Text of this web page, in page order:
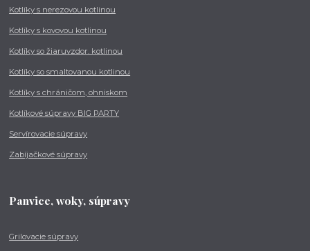
Kotlíky s nerezovou kotlinou
Kotlíky s kovovou kotlinou
Kotlíky so žiaruvzdor. kotlinou
Kotlíky so smaltovanou kotlinou
Kotlíky s chráničom, ohniskom
Kotlíkové súpravy BIG PARTY
Servírovacie súpravy
Zabíjačkové súpravy
Panvice, woky, súpravy
Grilovacie súpravy